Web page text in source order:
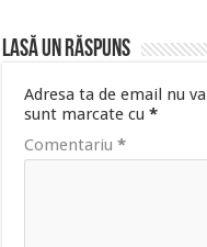
Lasă un răspuns
Adresa ta de email nu
sunt marcate cu*
Comentariu*